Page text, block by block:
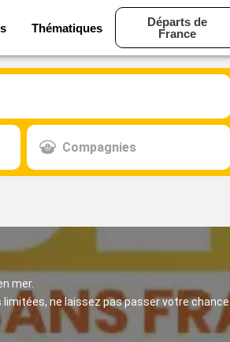
Thématiques
Départs de
France
Compagnies
mer.
ne laissez pas passer votre chance.